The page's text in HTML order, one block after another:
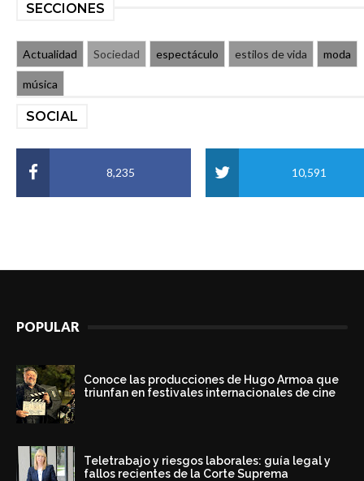
SECCIONES
Actualidad Sociedad espectáculo estilos de vida moda
música
SOCIAL
8,235 10,591
POPULAR
Conoce las producciones de Hugo Armoa que
triunfan en festivales internacionales de cine
Teletrabajo y riesgos laborales: guía legal y
fallos recientes de la Corte Suprema